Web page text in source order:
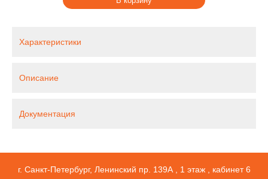
Характеристики
Описание
Документация
г. Санкт-Петербург, Ленинский пр. 139А , 1 этаж , кабинет 6